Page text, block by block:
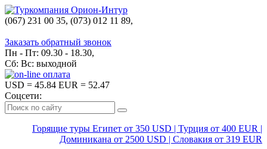
(067) 231 00 35, (073) 012 11 89,
Заказать обратный звонок
Пн - Пт: 09.30 - 18.30,
Сб: Вс: выходной
USD = 45.84 EUR = 52.47
Соцсети:
Горящие туры Египет от 350 USD | Турция от 400 EUR |
Доминикана от 2500 USD | Словакия от 319 EUR